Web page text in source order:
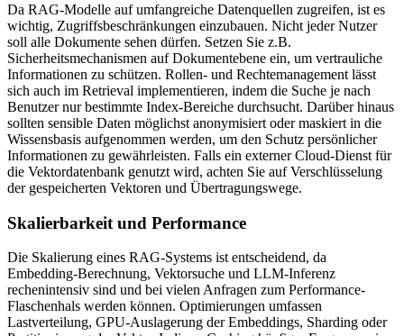
Da RAG-Modelle auf umfangreiche Datenquellen zugreifen, ist es
wichtig, Zugriffsbeschränkungen einzubauen. Nicht jeder Nutzer
soll alle Dokumente sehen dürfen. Setzen Sie z.B.
Sicherheitsmechanismen auf Dokumentebene ein, um vertrauliche
Informationen zu schützen. Rollen- und Rechtemanagement lässt
sich auch im Retrieval implementieren, indem die Suche je nach
Benutzer nur bestimmte Index-Bereiche durchsucht. Darüber hinaus
sollten sensible Daten möglichst anonymisiert oder maskiert in die
Wissensbasis aufgenommen werden, um den Schutz persönlicher
Informationen zu gewährleisten. Falls ein externer Cloud-Dienst für
die Vektordatenbank genutzt wird, achten Sie auf Verschlüsselung
der gespeicherten Vektoren und Übertragungswege.
Skalierbarkeit und Performance
Die Skalierung eines RAG-Systems ist entscheidend, da
Embedding-Berechnung, Vektorsuche und LLM-Inferenz
rechenintensiv sind und bei vielen Anfragen zum Performance-
Flaschenhals werden können. Optimierungen umfassen
Lastverteilung, GPU-Auslagerung der Embeddings, Sharding oder